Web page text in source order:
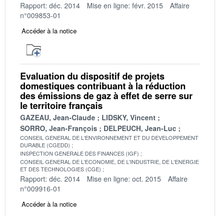
Rapport: déc. 2014 Mise en ligne: févr. 2015
Affaire
n°009853-01
Accéder à la notice
Evaluation du dispositif de projets
domestiques contribuant à la réduction
des émissions de gaz à effet de serre sur
le territoire français
GAZEAU, Jean-Claude
LIDSKY, Vincent
SORRO, Jean-François
DELPEUCH, Jean-Luc
CONSEIL GENERAL DE L'ENVIRONNEMENT ET DU DEVELOPPEMENT
DURABLE (CGEDD)
INSPECTION GENERALE DES FINANCES (IGF)
CONSEIL GENERAL DE L'ECONOMIE, DE L'INDUSTRIE, DE L'ENERGIE
ET DES TECHNOLOGIES (CGE)
Rapport: déc. 2014 Mise en ligne: oct. 2015
Affaire
n°009916-01
Accéder à la notice